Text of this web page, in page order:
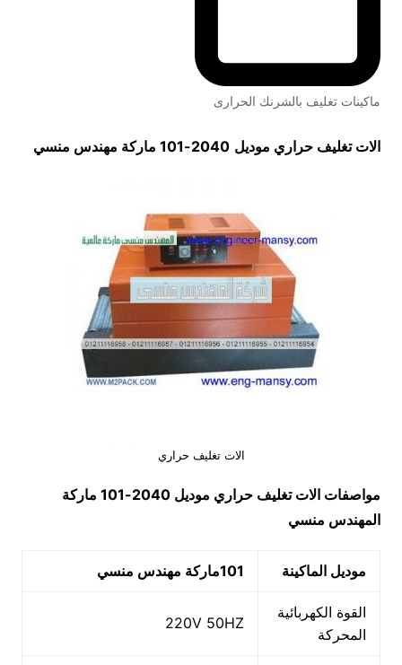
ماكينات تغليف بالشرنك الحرارى
الات تغليف حراري موديل 2040-101 ماركة مهندس منسي
الات تغليف حراري
مواصفات الات تغليف حراري
موديل 2040-101 ماركة
المهندس منسي
موديل الماكينة 101ماركة مهندس منسي
القوة الكهربائية
المحركة
220V 50HZ